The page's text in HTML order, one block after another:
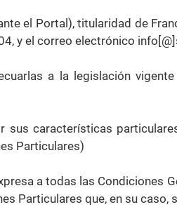
el Portal), titularidad de
y el correo electrónico
a la legislación
sus características
Particulares)
a todas las Condiciones
Particulares que, en su caso,